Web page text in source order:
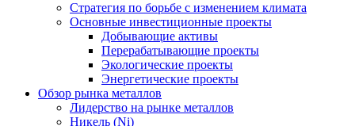
Стратегия по борьбе с изменением климата
Основные инвестиционные проекты
Добывающие активы
Перерабатывающие проекты
Экологические проекты
Энергетические проекты
Обзор рынка металлов
Лидерство на рынке металлов
Никель (Ni)